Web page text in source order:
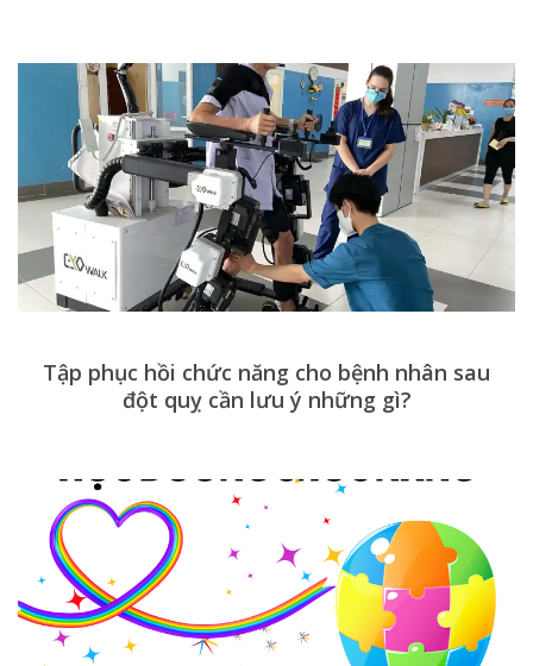
Tập phục hồi chức năng cho bệnh nhân sau
đột quỵ cần lưu ý những gì?